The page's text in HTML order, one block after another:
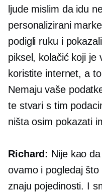
ljude mislim da idu
personalizirani
podigli ruku i
piksel, kolačić koji je
koristite internet, a
Nemaju vaše
te stvari s tim
ništa osim pokazati
Richard: Nije kao
ovamo i pogledaj
znaju pojedinosti. I